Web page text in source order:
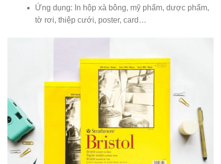
Ứng dụng: In hộp xà bông, mỹ phẩm, dược phẩm,
tờ rơi, thiệp cưới, poster, card…